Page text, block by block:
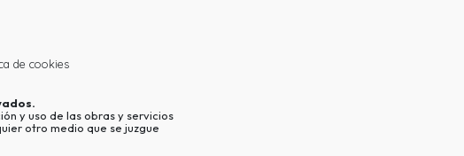
de cookies
y uso de las obras y servicios
otro medio que se juzgue